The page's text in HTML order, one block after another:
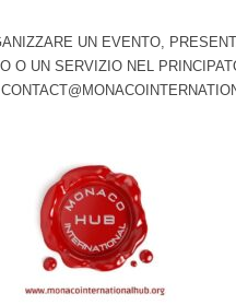
UN EVENTO,
O UN SERVIZIO NEL